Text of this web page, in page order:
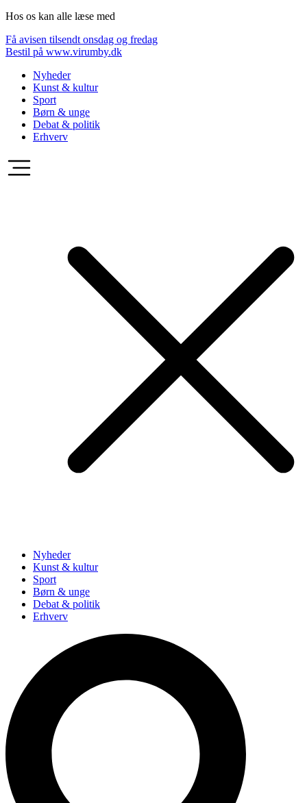
Hos os kan alle læse med
Få avisen tilsendt onsdag og fredag
Bestil på www.virumby.dk
Nyheder
Kunst & kultur
Sport
Børn & unge
Debat & politik
Erhverv
Nyheder
Kunst & kultur
Sport
Børn & unge
Debat & politik
Erhverv